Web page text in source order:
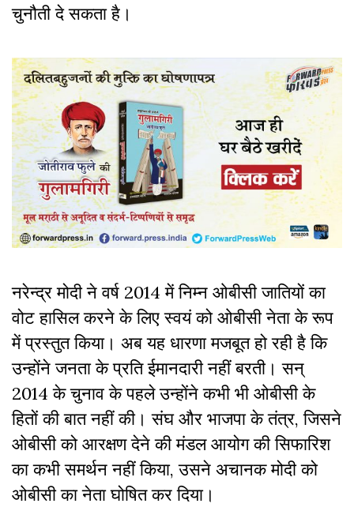
चुनौती दे सकता है।
नरेन्द्र मोदी ने वर्ष 2014 में निम्न ओबीसी जातियों का
वोट हासिल करने के लिए स्वयं को ओबीसी नेता के रूप
में प्रस्तुत किया। अब यह धारणा मजबूत हो रही है कि
उन्होंने जनता के प्रति ईमानदारी नहीं बरती। सन्
2014 के चुनाव के पहले उन्होंने कभी भी ओबीसी के
हितों की बात नहीं की। संघ और भाजपा के तंत्र, जिसने
ओबीसी को आरक्षण देने की मंडल आयोग की सिफारिश
का कभी समर्थन नहीं किया, उसने अचानक मोदी को
ओबीसी का नेता घोषित कर दिया।